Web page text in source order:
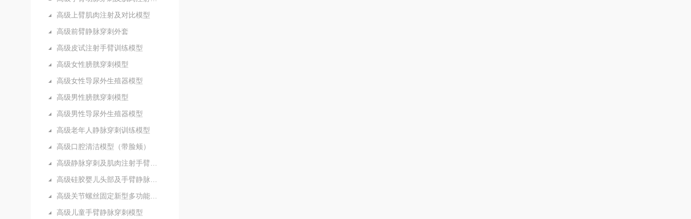
高级上臂肌肉注射及对比模型
高级前臂静脉穿刺外套
高级皮试注射手臂训练模型
高级女性膀胱穿刺模型
高级女性导尿外生殖器模型
高级男性膀胱穿刺模型
高级男性导尿外生殖器模型
高级老年人静脉穿刺训练模型
高级口腔清洁模型（带脸颊）
高级儿童手臂静脉穿刺模型